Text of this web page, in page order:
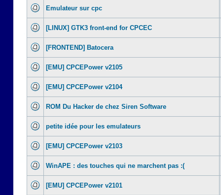
Emulateur sur cpc
[LINUX] GTK3 front-end for CPCEC
[FRONTEND] Batocera
[EMU] CPCEPower v2105
[EMU] CPCEPower v2104
ROM Du Hacker de chez Siren Software
petite idée pour les emulateurs
[EMU] CPCEPower v2103
WinAPE : des touches qui ne marchent pas :(
[EMU] CPCEPower v2101